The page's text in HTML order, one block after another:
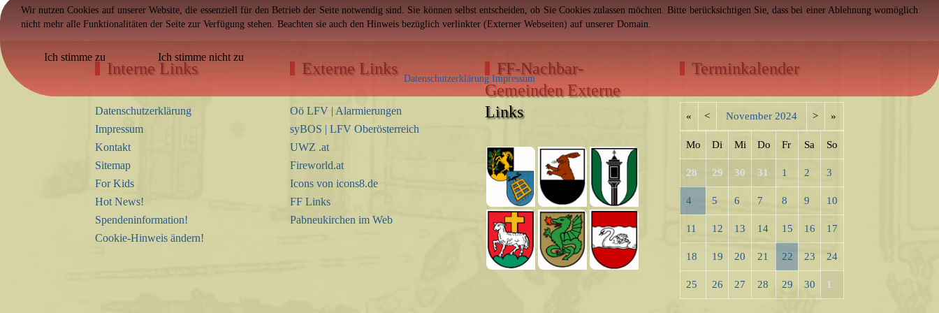
Interne Links
Datenschutzerklärung
Impressum
Kontakt
Sitemap
For Kids
Hot News!
Spendeninformation!
Cookie-Hinweis ändern!
Externe Links
Oö LFV | Alarmierungen
syBOS | LFV Oberösterreich
UWZ .at
Fireworld.at
Icons von icons8.de
FF Links
Pabneukirchen im Web
FF-Nachbar-
Gemeinden Externe
Links
Terminkalender
« < November 2024 > »
Mo Di Mi Do Fr Sa So
28 29 30 31 1 2 3
4 5 6 7 8 9 10
11 12 13 14 15 16 17
18 19 20 21 22 23 24
25 26 27 28 29 30 1
Wir nutzen Cookies auf unserer Website, die essenziell für den Betrieb der Seite notwendig sind. Sie können selbst entscheiden, ob Sie Cookies zulassen möchten. Bitte berücksichtigen Sie, dass bei einer Ablehnung womöglich
nicht mehr alle Funktionalitäten der Seite zur Verfügung stehen. Beachten sie auch den Hinweis bezüglich verlinkter (Externer Webseiten) auf unserer Domain.
Ich stimme zu Ich stimme nicht zu
Datenschutzerklärung Impressum